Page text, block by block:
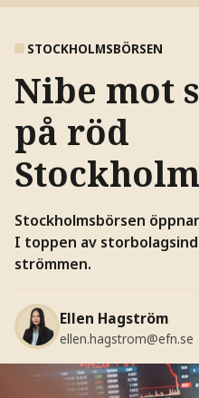
STOCKHOLMSBÖRSEN
Nibe mot
på röd
Stockholmsbörsen
I toppen av
strömmen.
Ellen Hagström
ellen.hagstrom@efn.se